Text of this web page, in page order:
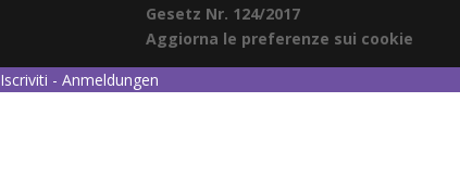
Gesetz Nr. 124/2017
Aggiorna le preferenze sui cookie
Iscriviti - Anmeldungen